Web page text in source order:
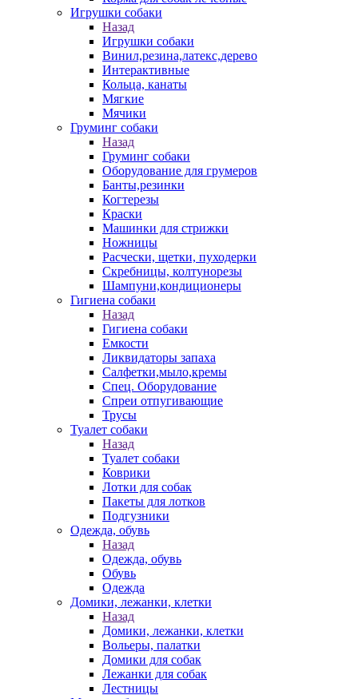
Игрушки собаки
Назад
Игрушки собаки
Винил,резина,латекс,дерево
Интерактивные
Кольца, канаты
Мягкие
Мячики
Груминг собаки
Назад
Груминг собаки
Оборудование для грумеров
Банты,резинки
Когтерезы
Краски
Машинки для стрижки
Ножницы
Расчески, щетки, пуходерки
Скребницы, колтунорезы
Шампуни,кондиционеры
Гигиена собаки
Назад
Гигиена собаки
Емкости
Ликвидаторы запаха
Салфетки,мыло,кремы
Спец. Оборудование
Спреи отпугивающие
Трусы
Туалет собаки
Назад
Туалет собаки
Коврики
Лотки для собак
Пакеты для лотков
Подгузники
Одежда, обувь
Назад
Одежда, обувь
Обувь
Одежда
Домики, лежанки, клетки
Назад
Домики, лежанки, клетки
Вольеры, палатки
Домики для собак
Лежанки для собак
Лестницы